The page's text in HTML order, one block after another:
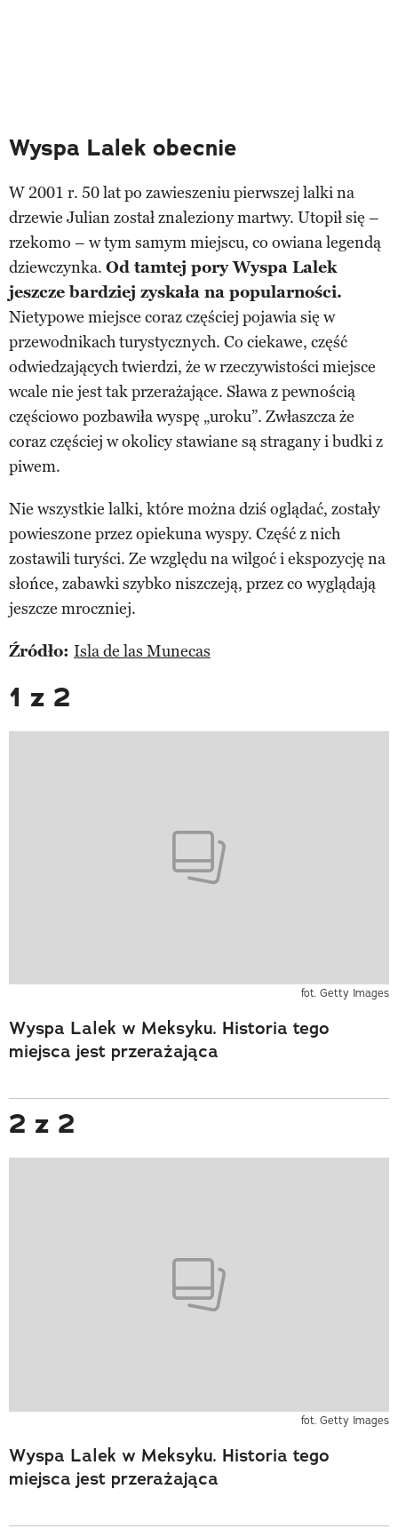
Wyspa Lalek obecnie
W 2001 r. 50 lat po zawieszeniu pierwszej lalki na
drzewie Julian został znaleziony martwy. Utopił się –
rzekomo – w tym samym miejscu, co owiana legendą
dziewczynka. Od tamtej pory Wyspa Lalek
jeszcze bardziej zyskała na popularności.
Nietypowe miejsce coraz częściej pojawia się w
przewodnikach turystycznych. Co ciekawe, część
odwiedzających twierdzi, że w rzeczywistości miejsce
wcale nie jest tak przerażające. Sława z pewnością
częściowo pozbawiła wyspę „uroku”. Zwłaszcza że
coraz częściej w okolicy stawiane są stragany i budki z
piwem.
Nie wszystkie lalki, które można dziś oglądać, zostały
powieszone przez opiekuna wyspy. Część z nich
zostawili turyści. Ze względu na wilgoć i ekspozycję na
słońce, zabawki szybko niszczeją, przez co wyglądają
jeszcze mroczniej.
Źródło: Isla de las Munecas
1 z 2
fot. Getty Images
Wyspa Lalek w Meksyku. Historia tego
miejsca jest przerażająca
2 z 2
fot. Getty Images
Wyspa Lalek w Meksyku. Historia tego
miejsca jest przerażająca